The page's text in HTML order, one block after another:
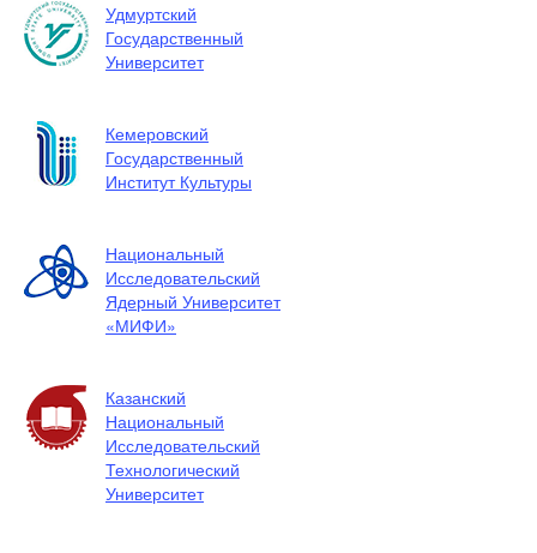
Удмуртский
Государственный
Университет
Кемеровский
Государственный
Институт Культуры
Национальный
Исследовательский
Ядерный Университет
«МИФИ»
Казанский
Национальный
Исследовательский
Технологический
Университет